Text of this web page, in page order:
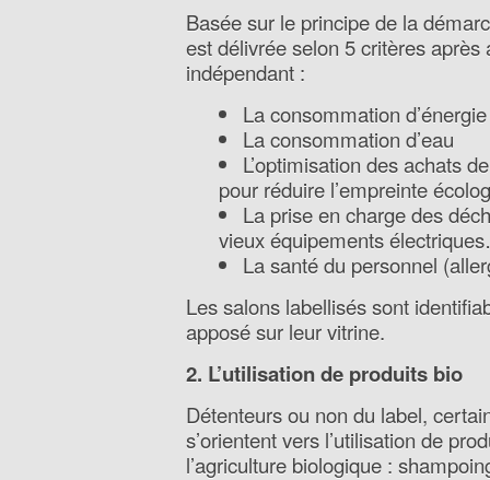
Basée sur le principe de la
est délivrée selon 5 critères après
indépendant :
La consommation d’énergie
La consommation d’eau
L’optimisation des achats
pour réduire l’empreinte
La prise en charge des
vieux équipements
La santé du personnel
Les salons labellisés sont
apposé sur leur vitrine.
2. L’utilisation de produits bio
Détenteurs ou non du label,
s’orientent vers l’utilisation de
l’agriculture biologique :